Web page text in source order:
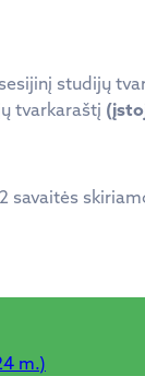
studijų
tvarkaraštį
savaitės
m.)